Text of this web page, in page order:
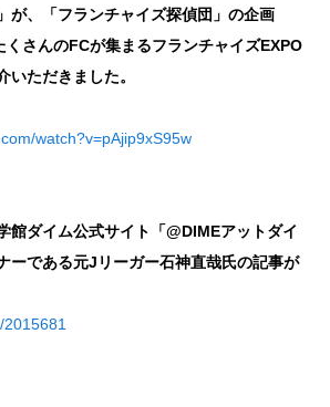
が、「フランチャイズ探偵団」の企画
くさんのFCが集まるフランチャイズEXPO
いただきました。
watch?v=pAjip9xS95w
館ダイム公式サイト「@DIMEアットダイ
ーである元Jリーガー石神直哉氏の記事が